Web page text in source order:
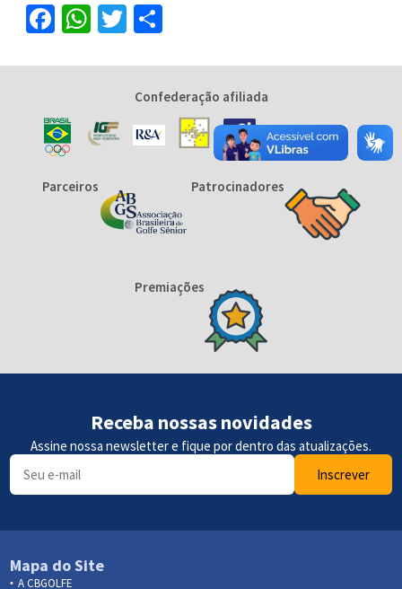
Facebook
WhatsApp
Twitter
Confederação afiliada
Parceiros Patrocinadores
Premiações
Receba nossas novidades
Assine nossa newsletter e fique por dentro das atualizações.
Inscrever
Mapa do Site
A CBGOLFE